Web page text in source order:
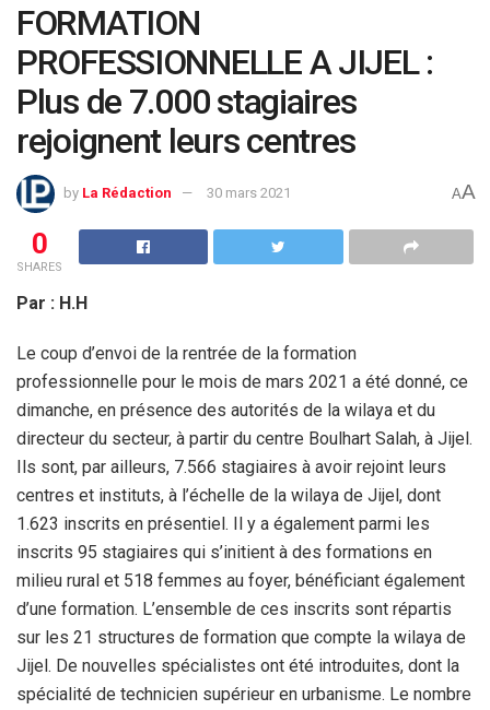
FORMATION
PROFESSIONNELLE A JIJEL :
Plus de 7.000 stagiaires
rejoignent leurs centres
by La Rédaction 30 mars 2021 AA
0
SHARES
Par : H.H
Le coup d’envoi de la rentrée de la formation
professionnelle pour le mois de mars 2021 a été donné, ce
dimanche, en présence des autorités de la wilaya et du
directeur du secteur, à partir du centre Boulhart Salah, à Jijel.
Ils sont, par ailleurs, 7.566 stagiaires à avoir rejoint leurs
centres et instituts, à l’échelle de la wilaya de Jijel, dont
1.623 inscrits en présentiel. Il y a également parmi les
inscrits 95 stagiaires qui s’initient à des formations en
milieu rural et 518 femmes au foyer, bénéficiant également
d’une formation. L’ensemble de ces inscrits sont répartis
sur les 21 structures de formation que compte la wilaya de
Jijel. De nouvelles spécialistes ont été introduites, dont la
spécialité de technicien supérieur en urbanisme. Le nombre